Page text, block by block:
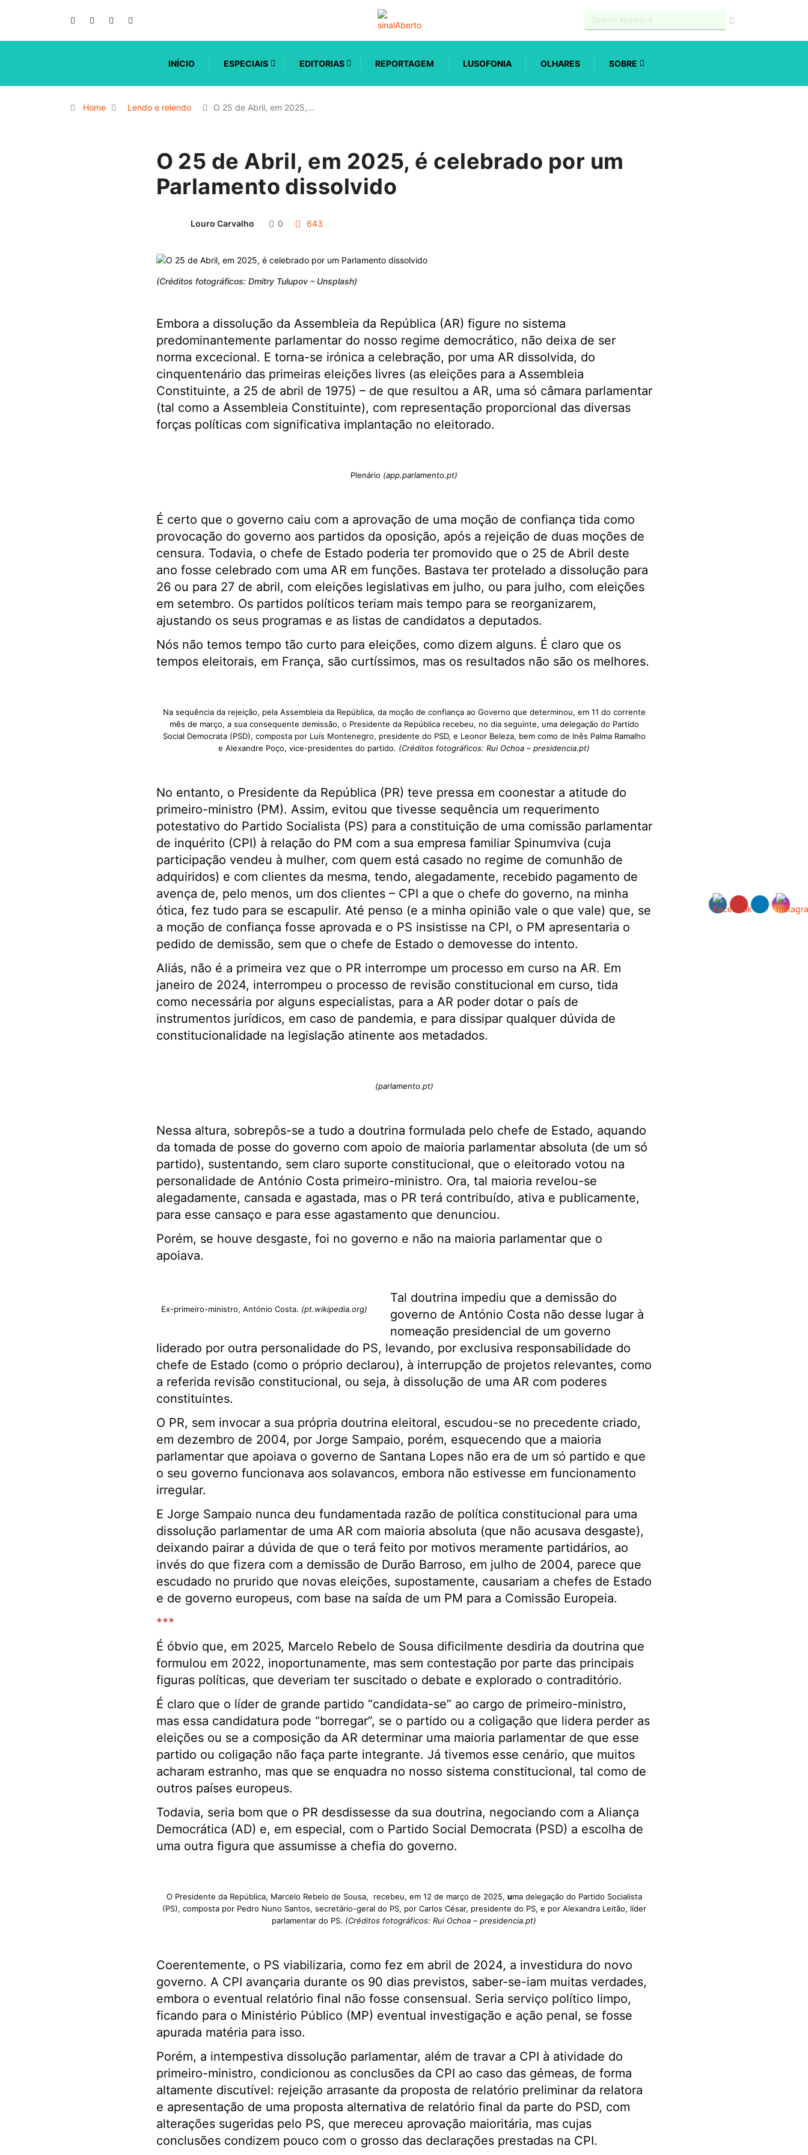
INÍCIO ESPECIAIS EDITORIAS REPORTAGEM LUSOFONIA OLHARES SOBRE
Home Lendo e relendo O 25 de Abril, em 2025,…
O 25 de Abril, em 2025, é celebrado por um
Parlamento dissolvido
Louro Carvalho 0 643
(Créditos fotográficos: Dmitry Tulupov – Unsplash)
Embora a dissolução da Assembleia da República (AR) figure no sistema
predominantemente parlamentar do nosso regime democrático, não deixa de ser
norma excecional. E torna-se irónica a celebração, por uma AR dissolvida, do
cinquentenário das primeiras eleições livres (as eleições para a Assembleia
Constituinte, a 25 de abril de 1975) – de que resultou a AR, uma só câmara parlamentar
(tal como a Assembleia Constituinte), com representação proporcional das diversas
forças políticas com significativa implantação no eleitorado.
Plenário (app.parlamento.pt)
É certo que o governo caiu com a aprovação de uma moção de confiança tida como
provocação do governo aos partidos da oposição, após a rejeição de duas moções de
censura. Todavia, o chefe de Estado poderia ter promovido que o 25 de Abril deste
ano fosse celebrado com uma AR em funções. Bastava ter protelado a dissolução para
26 ou para 27 de abril, com eleições legislativas em julho, ou para julho, com eleições
em setembro. Os partidos políticos teriam mais tempo para se reorganizarem,
ajustando os seus programas e as listas de candidatos a deputados.
Nós não temos tempo tão curto para eleições, como dizem alguns. É claro que os
tempos eleitorais, em França, são curtíssimos, mas os resultados não são os melhores.
Na sequência da rejeição, pela Assembleia da República, da moção de confiança ao Governo que determinou, em 11 do corrente
mês de março, a sua consequente demissão, o Presidente da República recebeu, no dia seguinte, uma delegação do Partido
Social Democrata (PSD), composta por Luís Montenegro, presidente do PSD, e Leonor Beleza, bem como de Inês Palma Ramalho
e Alexandre Poço, vice-presidentes do partido. (Créditos fotográficos: Rui Ochoa – presidencia.pt)
No entanto, o Presidente da República (PR) teve pressa em coonestar a atitude do
primeiro-ministro (PM). Assim, evitou que tivesse sequência um requerimento
potestativo do Partido Socialista (PS) para a constituição de uma comissão parlamentar
de inquérito (CPI) à relação do PM com a sua empresa familiar Spinumviva (cuja
participação vendeu à mulher, com quem está casado no regime de comunhão de
adquiridos) e com clientes da mesma, tendo, alegadamente, recebido pagamento de
avença de, pelo menos, um dos clientes – CPI a que o chefe do governo, na minha
ótica, fez tudo para se escapulir. Até penso (e a minha opinião vale o que vale) que, se
a moção de confiança fosse aprovada e o PS insistisse na CPI, o PM apresentaria o
pedido de demissão, sem que o chefe de Estado o demovesse do intento.
Aliás, não é a primeira vez que o PR interrompe um processo em curso na AR. Em
janeiro de 2024, interrompeu o processo de revisão constitucional em curso, tida
como necessária por alguns especialistas, para a AR poder dotar o país de
instrumentos jurídicos, em caso de pandemia, e para dissipar qualquer dúvida de
constitucionalidade na legislação atinente aos metadados.
(parlamento.pt)
Nessa altura, sobrepôs-se a tudo a doutrina formulada pelo chefe de Estado, aquando
da tomada de posse do governo com apoio de maioria parlamentar absoluta (de um só
partido), sustentando, sem claro suporte constitucional, que o eleitorado votou na
personalidade de António Costa primeiro-ministro. Ora, tal maioria revelou-se
alegadamente, cansada e agastada, mas o PR terá contribuído, ativa e publicamente,
para esse cansaço e para esse agastamento que denunciou.
Porém, se houve desgaste, foi no governo e não na maioria parlamentar que o
apoiava.
Ex-primeiro-ministro, António Costa. (pt.wikipedia.org)
Tal doutrina impediu que a demissão do
governo de António Costa não desse lugar à
nomeação presidencial de um governo
liderado por outra personalidade do PS, levando, por exclusiva responsabilidade do
chefe de Estado (como o próprio declarou), à interrupção de projetos relevantes, como
a referida revisão constitucional, ou seja, à dissolução de uma AR com poderes
constituintes.
O PR, sem invocar a sua própria doutrina eleitoral, escudou-se no precedente criado,
em dezembro de 2004, por Jorge Sampaio, porém, esquecendo que a maioria
parlamentar que apoiava o governo de Santana Lopes não era de um só partido e que
o seu governo funcionava aos solavancos, embora não estivesse em funcionamento
irregular.
E Jorge Sampaio nunca deu fundamentada razão de política constitucional para uma
dissolução parlamentar de uma AR com maioria absoluta (que não acusava desgaste),
deixando pairar a dúvida de que o terá feito por motivos meramente partidários, ao
invés do que fizera com a demissão de Durão Barroso, em julho de 2004, parece que
escudado no prurido que novas eleições, supostamente, causariam a chefes de Estado
e de governo europeus, com base na saída de um PM para a Comissão Europeia.
***
É óbvio que, em 2025, Marcelo Rebelo de Sousa dificilmente desdiria da doutrina que
formulou em 2022, inoportunamente, mas sem contestação por parte das principais
figuras políticas, que deveriam ter suscitado o debate e explorado o contraditório.
É claro que o líder de grande partido “candidata-se” ao cargo de primeiro-ministro,
mas essa candidatura pode “borregar”, se o partido ou a coligação que lidera perder as
eleições ou se a composição da AR determinar uma maioria parlamentar de que esse
partido ou coligação não faça parte integrante. Já tivemos esse cenário, que muitos
acharam estranho, mas que se enquadra no nosso sistema constitucional, tal como de
outros países europeus.
Todavia, seria bom que o PR desdissesse da sua doutrina, negociando com a Aliança
Democrática (AD) e, em especial, com o Partido Social Democrata (PSD) a escolha de
uma outra figura que assumisse a chefia do governo.
O Presidente da República, Marcelo Rebelo de Sousa, recebeu, em 12 de março de 2025, uma delegação do Partido Socialista
(PS), composta por Pedro Nuno Santos, secretário-geral do PS, por Carlos César, presidente do PS, e por Alexandra Leitão, líder
parlamentar do PS. (Créditos fotográficos: Rui Ochoa – presidencia.pt)
Coerentemente, o PS viabilizaria, como fez em abril de 2024, a investidura do novo
governo. A CPI avançaria durante os 90 dias previstos, saber-se-iam muitas verdades,
embora o eventual relatório final não fosse consensual. Seria serviço político limpo,
ficando para o Ministério Público (MP) eventual investigação e ação penal, se fosse
apurada matéria para isso.
Porém, a intempestiva dissolução parlamentar, além de travar a CPI à atividade do
primeiro-ministro, condicionou as conclusões da CPI ao caso das gémeas, de forma
altamente discutível: rejeição arrasante da proposta de relatório preliminar da relatora
e apresentação de uma proposta alternativa de relatório final da parte do PSD, com
alterações sugeridas pelo PS, que mereceu aprovação maioritária, mas cujas
conclusões condizem pouco com o grosso das declarações prestadas na CPI.